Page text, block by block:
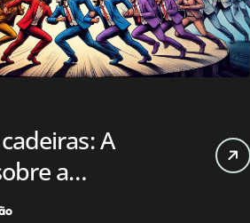
A
a
a Bolsonaro.